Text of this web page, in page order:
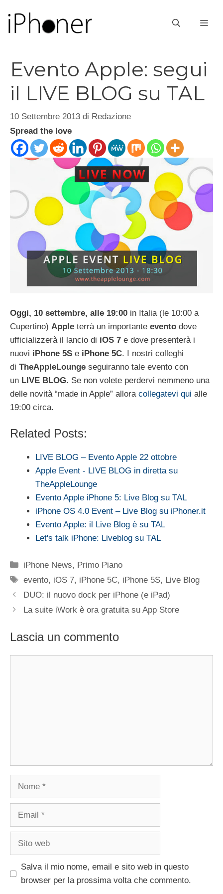
contenuto
Evento Apple: segui
il LIVE BLOG su TAL
10 Settembre 2013 di Redazione
Spread the love
Oggi, 10 settembre, alle 19:00 in Italia (le 10:00 a
Cupertino) Apple terrà un importante evento dove
ufficializzerà il lancio di iOS 7 e dove presenterà i
nuovi iPhone 5S e iPhone 5C. I nostri colleghi
di TheAppleLounge seguiranno tale evento con
un LIVE BLOG. Se non volete perdervi nemmeno una
delle novità “made in Apple” allora collegatevi qui alle
19:00 circa.
Related Posts:
LIVE BLOG – Evento Apple 22 ottobre
Apple Event - LIVE BLOG in diretta su
TheAppleLounge
Evento Apple iPhone 5: Live Blog su TAL
iPhone OS 4.0 Event – Live Blog su iPhoner.it
Evento Apple: il Live Blog è su TAL
Let's talk iPhone: Liveblog su TAL
Categorie
iPhone News, Primo Piano
Tag
evento, iOS 7, iPhone 5C, iPhone 5S, Live Blog
DUO: il nuovo dock per iPhone (e iPad)
La suite iWork è ora gratuita su App Store
Lascia un commento
Nome
Email
Sito
Salva il mio nome, email e sito web in questo
browser per la prossima volta che commento.